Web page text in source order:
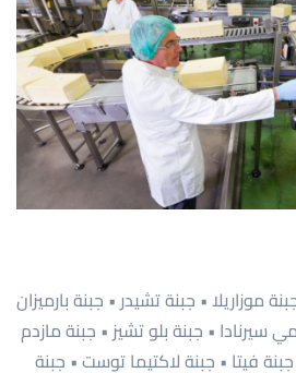
موزاريلا • جبنة تشيدر • جبنة بارميزان
سيرنادا • جبنة بلو تشيز • جبنة مازدم
فيتا • جبنة لاكتيما توست • جبنة